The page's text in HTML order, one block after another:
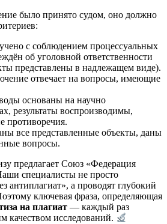
было принято судом, оно должно
с соблюдением процессуальных
об уголовной ответственности
представлены в надлежащем виде).
отвечает на вопросы, имеющие
основаны на научно
результаты воспроизводимы,
противоречия.
все представленные объекты, даны
вопросы.
предлагает Союз «Федерация
специалисты не просто
антиплагиат», а проводят глубокий
ключевая фраза, определяющая
на плагиат — каждый раз
качеством исследований.